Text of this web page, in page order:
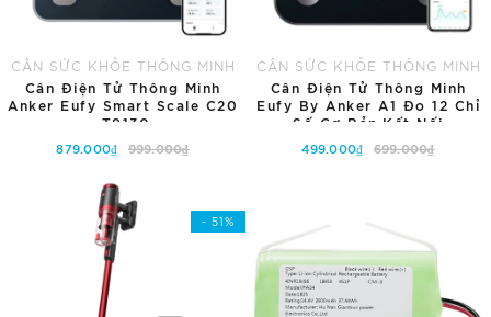
CÂN SỨC KHỎE THÔNG MINH
Cân Điện Tử Thông Minh
Anker Eufy Smart Scale C20
-T9130
879.000₫ 999.000₫
Thêm vào giỏ hàng
CÂN SỨC KHỎE THÔNG MINH
Cân Điện Tử Thông Minh
Eufy By Anker A1 Đo 12 Chỉ
Số Cơ Bản,kết Nối
Dùng - T9120
499.000₫ 699.000₫
- 51%